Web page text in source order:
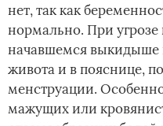
нет, так как
нормально. При
начавшемся выкидыше
живота и в пояснице,
менструации.
мажущих или